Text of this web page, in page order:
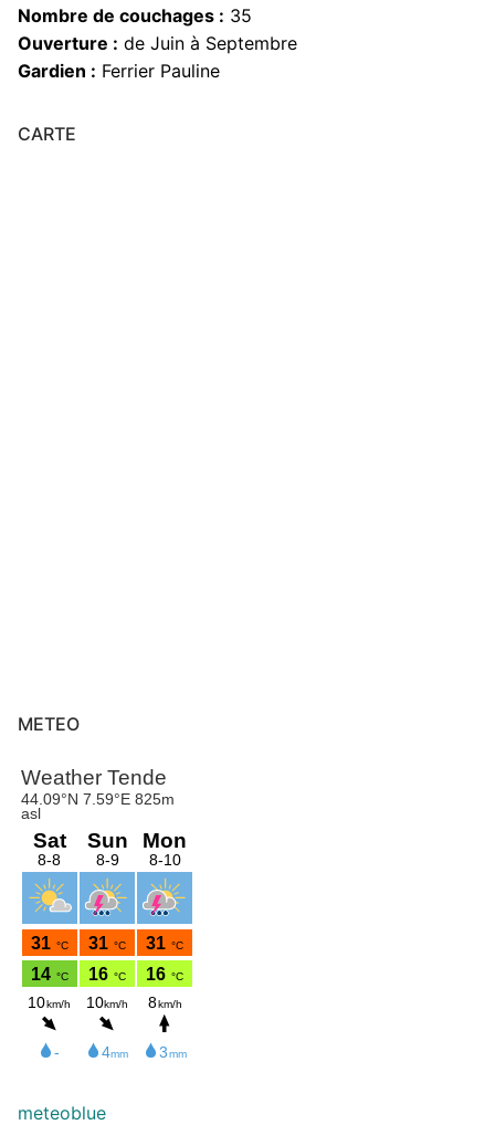
Nombre de couchages : 35
Ouverture : de Juin à Septembre
Gardien : Ferrier Pauline
CARTE
METEO
meteoblue